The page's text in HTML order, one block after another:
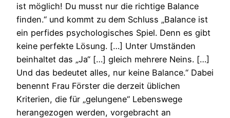
ist möglich! Du musst nur die richtige Balance
finden.“ und kommt zu dem Schluss „Balance ist
ein perfides psychologisches Spiel. Denn es gibt
keine perfekte Lösung. […] Unter Umständen
beinhaltet das „Ja“ […] gleich mehrere Neins. […]
Und das bedeutet alles, nur keine Balance.“ Dabei
benennt Frau Förster die derzeit üblichen
Kriterien, die für „gelungene“ Lebenswege
herangezogen werden, vorgebracht an